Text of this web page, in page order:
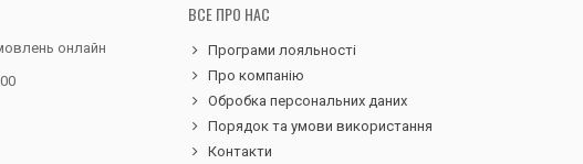
онлайн
ВСЕ ПРО НАС
Програми лояльності
Про компанію
Обробка персональних даних
Порядок та умови використання
Контакти